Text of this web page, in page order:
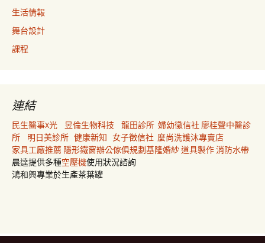
生活情報
舞台設計
課程
連結
民生醫事X光 昱倫生物科技 龍田診所 婦幼徵信社 廖桂聲中醫診
所
明日美診所 健康新知 女子徵信社 麼尚洗護沐專賣店
家具工廠推薦 隱形鐵窗辦公傢俱規劃基隆婚紗道具製作消防水帶
晨達提供多種空壓機使用狀況諮詢
鴻和興專業於生產茶葉罐